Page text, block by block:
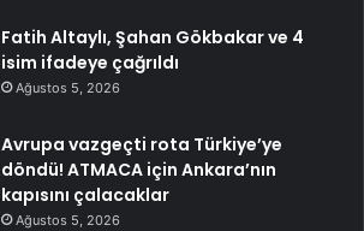
Fatih Altaylı, Şahan Gökbakar ve 4
isim ifadeye çağrıldı
Ağustos 5, 2026
Avrupa vazgeçti rota Türkiye’ye
döndü! ATMACA için Ankara’nın
kapısını çalacaklar
Ağustos 5, 2026